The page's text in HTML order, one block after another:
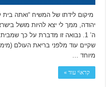
מיקום לידתו של המשיח “ואתה
יהודה, ממך לי יצא להיות מושל
ה’ 1. נבואה זו מדברת על כך
שקיים עוד מלפני בריאת העולם
מיוחד …
קרא\י עוד »